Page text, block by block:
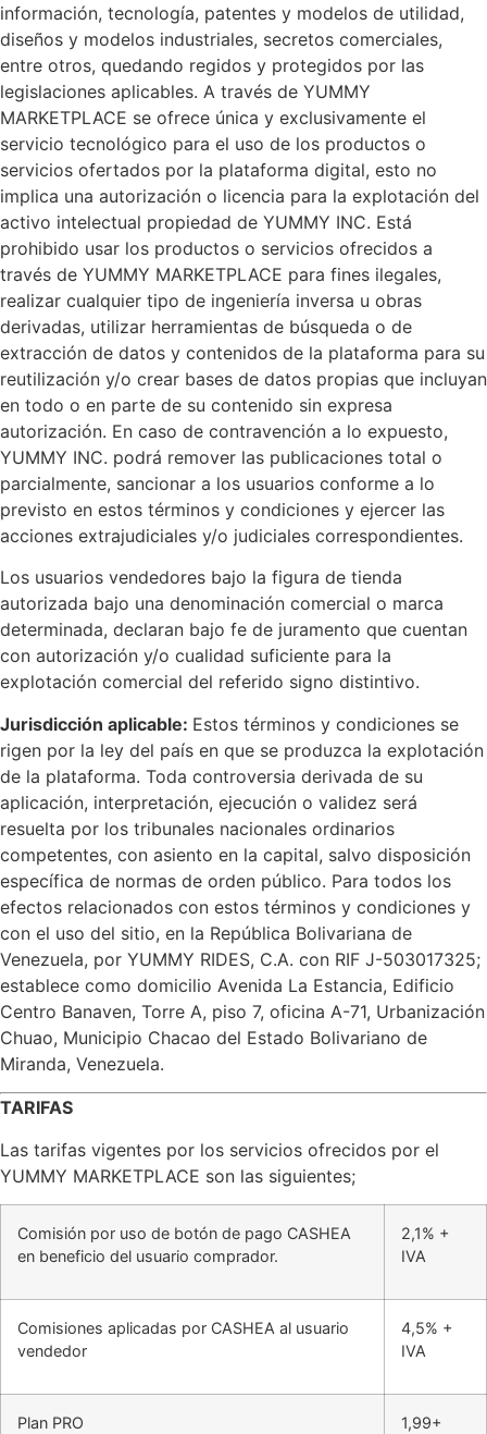
información, tecnología, patentes y modelos de utilidad,
diseños y modelos industriales, secretos comerciales,
entre otros, quedando regidos y protegidos por las
legislaciones aplicables. A través de YUMMY
MARKETPLACE se ofrece única y exclusivamente el
servicio tecnológico para el uso de los productos o
servicios ofertados por la plataforma digital, esto no
implica una autorización o licencia para la explotación del
activo intelectual propiedad de YUMMY INC. Está
prohibido usar los productos o servicios ofrecidos a
través de YUMMY MARKETPLACE para fines ilegales,
realizar cualquier tipo de ingeniería inversa u obras
derivadas, utilizar herramientas de búsqueda o de
extracción de datos y contenidos de la plataforma para su
reutilización y/o crear bases de datos propias que incluyan
en todo o en parte de su contenido sin expresa
autorización. En caso de contravención a lo expuesto,
YUMMY INC. podrá remover las publicaciones total o
parcialmente, sancionar a los usuarios conforme a lo
previsto en estos términos y condiciones y ejercer las
acciones extrajudiciales y/o judiciales correspondientes.
Los usuarios vendedores bajo la figura de tienda
autorizada bajo una denominación comercial o marca
determinada, declaran bajo fe de juramento que cuentan
con autorización y/o cualidad suficiente para la
explotación comercial del referido signo distintivo.
Jurisdicción aplicable: Estos términos y condiciones se
rigen por la ley del país en que se produzca la explotación
de la plataforma. Toda controversia derivada de su
aplicación, interpretación, ejecución o validez será
resuelta por los tribunales nacionales ordinarios
competentes, con asiento en la capital, salvo disposición
específica de normas de orden público. Para todos los
efectos relacionados con estos términos y condiciones y
con el uso del sitio, en la República Bolivariana de
Venezuela, por YUMMY RIDES, C.A. con RIF J-503017325;
establece como domicilio Avenida La Estancia, Edificio
Centro Banaven, Torre A, piso 7, oficina A-71, Urbanización
Chuao, Municipio Chacao del Estado Bolivariano de
Miranda, Venezuela.
TARIFAS
Las tarifas vigentes por los servicios ofrecidos por el
YUMMY MARKETPLACE son las siguientes;
Comisión por uso de botón de pago CASHEA
en beneficio del usuario comprador.
2,1% +
IVA
Comisiones aplicadas por CASHEA al usuario
vendedor
4,5% +
IVA
Plan PRO
1,99+